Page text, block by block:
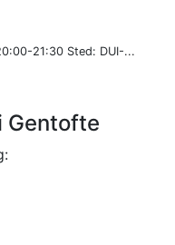
21:30 Sted: DUI-...
Gentofte